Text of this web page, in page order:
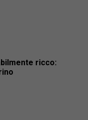
ricco: